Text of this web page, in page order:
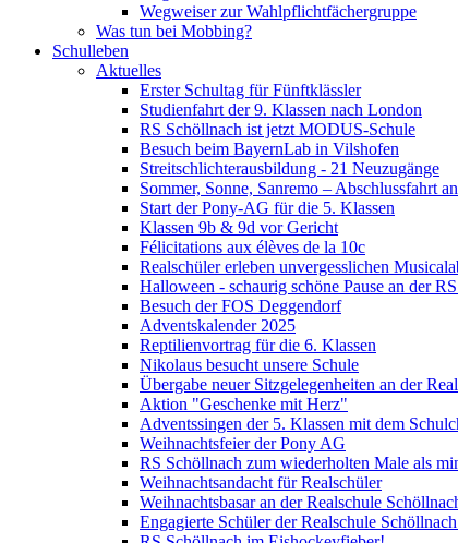
Wegweiser zur Wahlpflichtfächergruppe
Was tun bei Mobbing?
Schulleben
Aktuelles
Erster Schultag für Fünftklässler
Studienfahrt der 9. Klassen nach London
RS Schöllnach ist jetzt MODUS-Schule
Besuch beim BayernLab in Vilshofen
Streitschlichterausbildung - 21 Neuzugänge
Sommer, Sonne, Sanremo – Abschlussfahrt
Start der Pony-AG für die 5. Klassen
Klassen 9b & 9d vor Gericht
Félicitations aux élèves de la 10c
Realschüler erleben unvergesslichen
Halloween - schaurig schöne Pause an der
Besuch der FOS Deggendorf
Adventskalender 2025
Reptilienvortrag für die 6. Klassen
Nikolaus besucht unsere Schule
Übergabe neuer Sitzgelegenheiten an der
Aktion "Geschenke mit Herz"
Adventssingen der 5. Klassen mit dem
Weihnachtsfeier der Pony AG
RS Schöllnach zum wiederholten Male als
Weihnachtsandacht für Realschüler
Weihnachtsbasar an der Realschule
Engagierte Schüler der Realschule